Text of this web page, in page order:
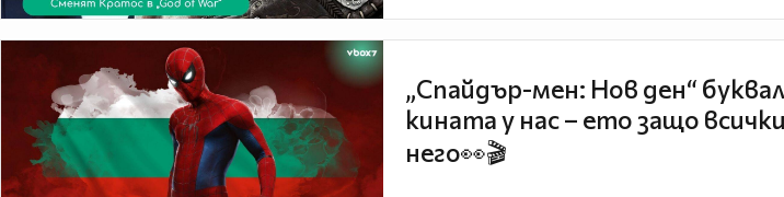
„Спайдър-мен: Нов ден“
кината у нас – ето защо
него👀🎬